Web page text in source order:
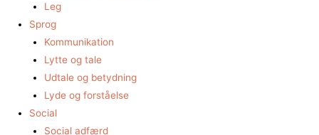
Leg
Sprog
Kommunikation
Lytte og tale
Udtale og betydning
Lyde og forståelse
Social
Social adfærd